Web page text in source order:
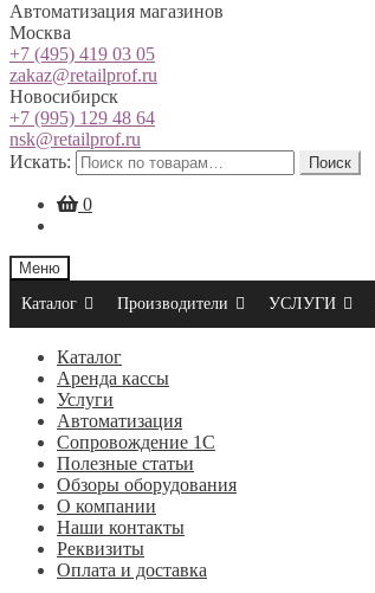
Автоматизация магазинов
Москва
+7 (495) 419 03 05
zakaz@retailprof.ru
Новосибирск
+7 (995) 129 48 64
nsk@retailprof.ru
Искать:
Поиск
0
Меню
Каталог
Производители УСЛУГИ
Каталог
Аренда кассы
Услуги
Автоматизация
Сопровождение 1С
Полезные статьи
Обзоры оборудования
О компании
Наши контакты
Реквизиты
Оплата и доставка